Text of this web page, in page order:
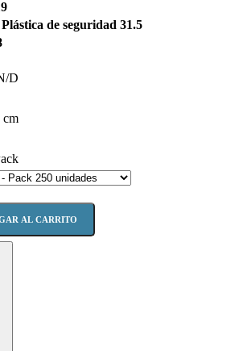
de seguridad 31.5
D
cm
cantidad
AL CARRITO